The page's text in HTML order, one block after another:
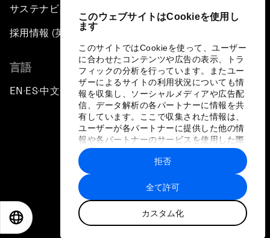
このウェブサイトはCookieを使用し
ます
このサイトではCookieを使って、ユーザー
に合わせたコンテンツや広告の表示、トラ
フィックの分析を行っています。またユー
ザーによるサイトの利用状況についても情
報を収集し、ソーシャルメディアや広告配
信、データ解析の各パートナーに情報を共
有しています。ここで収集された情報は、
ユーザーが各パートナーに提供した他の情
報や各パートナーのサービスを使用した際
に収集された情報と組み合わされ、各パー
トナーによって使用されることがありま
す。
全て許可
カスタム化
拒否
サステナビリティへの取り組み
採用情報 (英語のみ)
言語
EN ▪ES▪中文▪ 日本語
プライバシーポリシーと利用規約
サイトマップ
©
世界経済フォーラム